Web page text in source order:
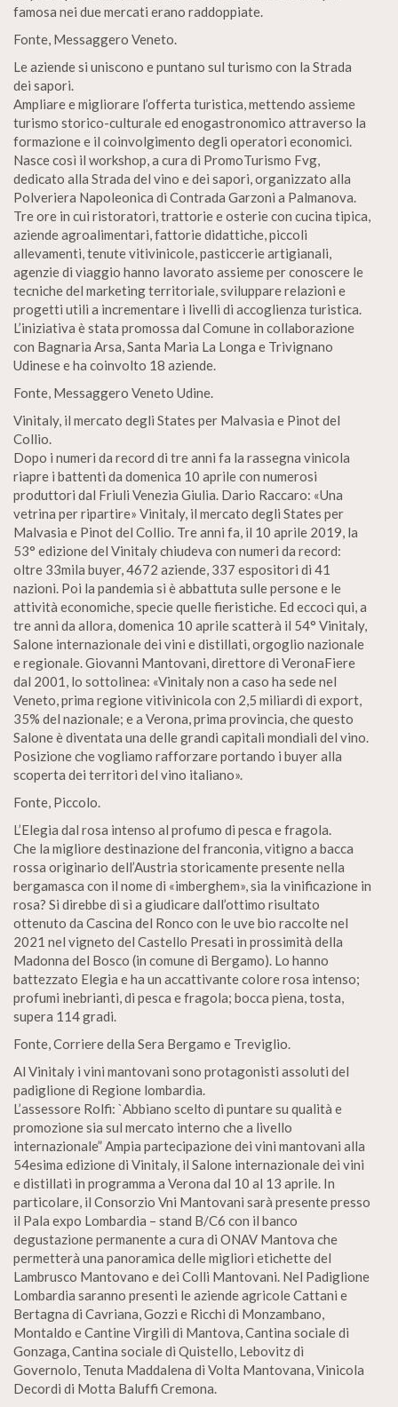
famosa nei due mercati erano raddoppiate.
Fonte, Messaggero Veneto.
Le aziende si uniscono e puntano sul turismo con la Strada
dei sapori.
Ampliare e migliorare l’offerta turistica, mettendo assieme
turismo storico-culturale ed enogastronomico attraverso la
formazione e il coinvolgimento degli operatori economici.
Nasce così il workshop, a cura di PromoTurismo Fvg,
dedicato alla Strada del vino e dei sapori, organizzato alla
Polveriera Napoleonica di Contrada Garzoni a Palmanova.
Tre ore in cui ristoratori, trattorie e osterie con cucina tipica,
aziende agroalimentari, fattorie didattiche, piccoli
allevamenti, tenute vitivinicole, pasticcerie artigianali,
agenzie di viaggio hanno lavorato assieme per conoscere le
tecniche del marketing territoriale, sviluppare relazioni e
progetti utili a incrementare i livelli di accoglienza turistica.
L’iniziativa è stata promossa dal Comune in collaborazione
con Bagnaria Arsa, Santa Maria La Longa e Trivignano
Udinese e ha coinvolto 18 aziende.
Fonte, Messaggero Veneto Udine.
Vinitaly, il mercato degli States per Malvasia e Pinot del
Collio.
Dopo i numeri da record di tre anni fa la rassegna vinicola
riapre i battenti da domenica 10 aprile con numerosi
produttori dal Friuli Venezia Giulia. Dario Raccaro: «Una
vetrina per ripartire» Vinitaly, il mercato degli States per
Malvasia e Pinot del Collio. Tre anni fa, il 10 aprile 2019, la
53° edizione del Vinitaly chiudeva con numeri da record:
oltre 33mila buyer, 4672 aziende, 337 espositori di 41
nazioni. Poi la pandemia si è abbattuta sulle persone e le
attività economiche, specie quelle fieristiche. Ed eccoci qui, a
tre anni da allora, domenica 10 aprile scatterà il 54° Vinitaly,
Salone internazionale dei vini e distillati, orgoglio nazionale
e regionale. Giovanni Mantovani, direttore di VeronaFiere
dal 2001, lo sottolinea: «Vinitaly non a caso ha sede nel
Veneto, prima regione vitivinicola con 2,5 miliardi di export,
35% del nazionale; e a Verona, prima provincia, che questo
Salone è diventata una delle grandi capitali mondiali del vino.
Posizione che vogliamo rafforzare portando i buyer alla
scoperta dei territori del vino italiano».
Fonte, Piccolo.
L’Elegia dal rosa intenso al profumo di pesca e fragola.
Che la migliore destinazione del franconia, vitigno a bacca
rossa originario dell’Austria storicamente presente nella
bergamasca con il nome di «imberghem», sia la vinificazione in
rosa? Si direbbe di sì a giudicare dall’ottimo risultato
ottenuto da Cascina del Ronco con le uve bio raccolte nel
2021 nel vigneto del Castello Presati in prossimità della
Madonna del Bosco (in comune di Bergamo). Lo hanno
battezzato Elegia e ha un accattivante colore rosa intenso;
profumi inebrianti, di pesca e fragola; bocca piena, tosta,
supera 114 gradi.
Fonte, Corriere della Sera Bergamo e Treviglio.
Al Vinitaly i vini mantovani sono protagonisti assoluti del
padiglione di Regione lombardia.
L’assessore Rolfi: `Abbiano scelto di puntare su qualità e
promozione sia sul mercato interno che a livello
internazionale” Ampia partecipazione dei vini mantovani alla
54esima edizione di Vinitaly, il Salone internazionale dei vini
e distillati in programma a Verona dal 10 al 13 aprile. In
particolare, il Consorzio Vni Mantovani sarà presente presso
il Pala expo Lombardia – stand B/C6 con il banco
degustazione permanente a cura di ONAV Mantova che
permetterà una panoramica delle migliori etichette del
Lambrusco Mantovano e dei Colli Mantovani. Nel Padiglione
Lombardia saranno presenti le aziende agricole Cattani e
Bertagna di Cavriana, Gozzi e Ricchi di Monzambano,
Montaldo e Cantine Virgili di Mantova, Cantina sociale di
Gonzaga, Cantina sociale di Quistello, Lebovitz di
Governolo, Tenuta Maddalena di Volta Mantovana, Vinicola
Decordi di Motta Baluffi Cremona.